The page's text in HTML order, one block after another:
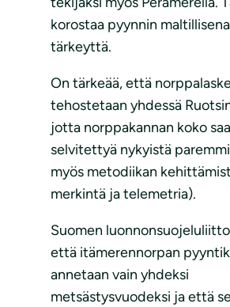
korostaa pyynnin
tärkeyttä.
On tärkeää, että
tehostetaan yhdessä
jotta norppakannan koko
selvitettyä nykyistä
myös metodiikan
merkintä ja telemetria).
Suomen
että itämerennorpan
annetaan vain yhdeksi
metsästysvuodeksi ja että